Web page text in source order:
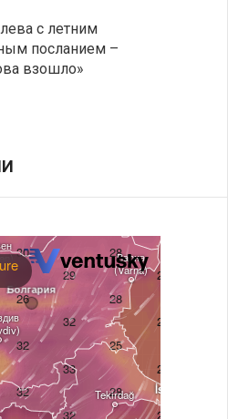
с летним
посланием –
взошло»